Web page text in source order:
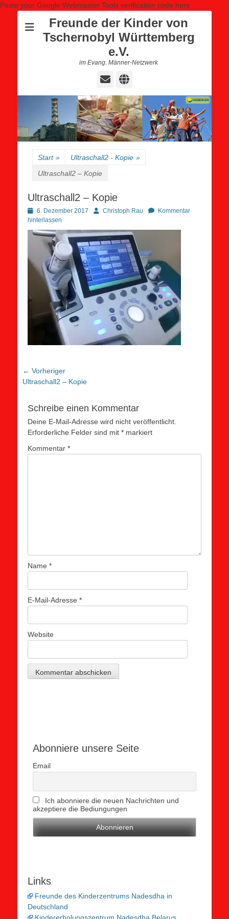
Paste your Google Webmaster Tools verification code here
Freunde der Kinder von
Tschernobyl Württemberg
e.V.
im Evang. Männer-Netzwerk
E-
Website
Start » Ultraschall2 - Kopie »
Ultraschall2 – Kopie
Ultraschall2 – Kopie
Posted
on
6. Dezember 2017 AutorChristoph Rau
Kommentar
hinterlassen
Beitragsnavigation
← Vorheriger
Vorheriger
Ultraschall2 – Kopie
Schreibe einen Kommentar
Deine E-Mail-Adresse wird nicht veröffentlicht.
Erforderliche Felder sind mit * markiert
Kommentar *
Name *
E-Mail-Adresse *
Website
Abonniere unsere Seite
Email
Ich abonniere die neuen Nachrichten und
akzeptiere die Bediungungen
Links
Freunde des Kinderzentrums Nadesdha in
Deutschland